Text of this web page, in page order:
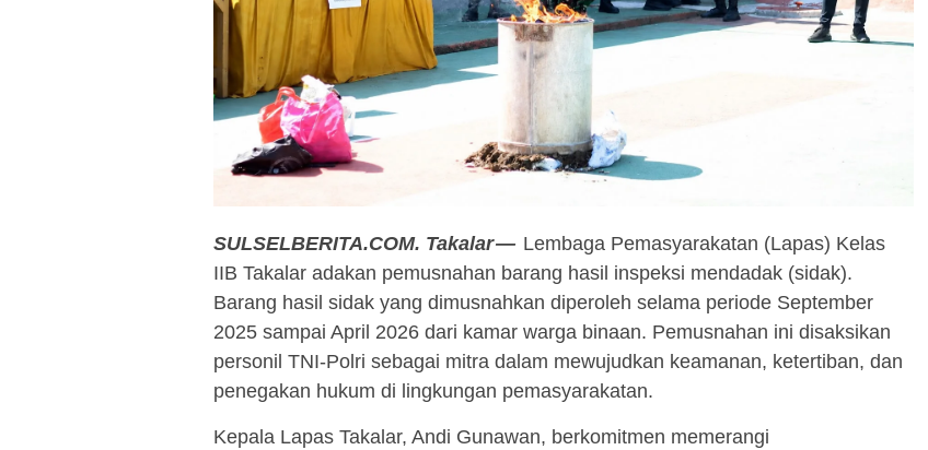
SULSELBERITA.COM. Takalar — Lembaga Pemasyarakatan (Lapas) Kelas
IIB Takalar adakan pemusnahan barang hasil inspeksi mendadak (sidak).
Barang hasil sidak yang dimusnahkan diperoleh selama periode September
2025 sampai April 2026 dari kamar warga binaan. Pemusnahan ini disaksikan
personil TNI-Polri sebagai mitra dalam mewujudkan keamanan, ketertiban, dan
penegakan hukum di lingkungan pemasyarakatan.
Kepala Lapas Takalar, Andi Gunawan, berkomitmen memerangi